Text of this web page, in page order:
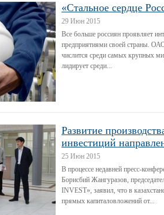
«Стальное сердце
29 Июн 2015
Все больше россиян проявляет
предприятиями своей страны.
числится среди самых крупных
лидирует среди...
Развитие
инвестиций
25 Июн 2015
В процессе недавней пресс-
Борисбий Жангуразов,
INVEST», заявил, что в
прямых капиталовложений от...